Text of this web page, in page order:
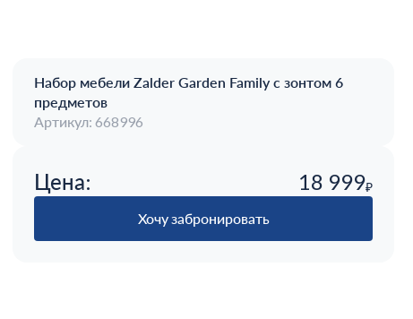
Набор мебели Zalder Garden Family с зонтом 6
предметов
Артикул: 668996
Цена: 18 999₽
Хочу забронировать